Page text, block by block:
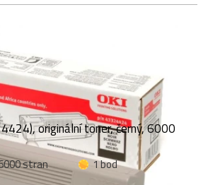
originální toner, černý, 6000
stran
1 bod